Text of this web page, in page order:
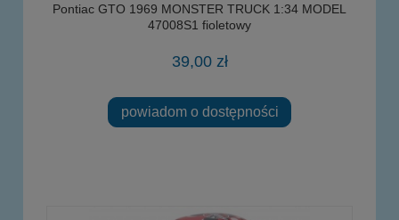
Pontiac GTO 1969 MONSTER TRUCK 1:34 MODEL
47008S1 fioletowy
39,00 zł
powiadom o dostępności